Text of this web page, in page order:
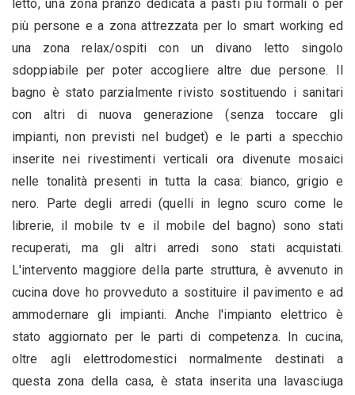
letto, una zona pranzo dedicata a pasti più formali o per
più persone e a zona attrezzata per lo smart working ed
una zona relax/ospiti con un divano letto singolo
sdoppiabile per poter accogliere altre due persone. Il
bagno è stato parzialmente rivisto sostituendo i sanitari
con altri di nuova generazione (senza toccare gli
impianti, non previsti nel budget) e le parti a specchio
inserite nei rivestimenti verticali ora divenute mosaici
nelle tonalità presenti in tutta la casa: bianco, grigio e
nero. Parte degli arredi (quelli in legno scuro come le
librerie, il mobile tv e il mobile del bagno) sono stati
recuperati, ma gli altri arredi sono stati acquistati.
L'intervento maggiore della parte struttura, è avvenuto in
cucina dove ho provveduto a sostituire il pavimento e ad
ammodernare gli impianti. Anche l'impianto elettrico è
stato aggiornato per le parti di competenza. In cucina,
oltre agli elettrodomestici normalmente destinati a
questa zona della casa, è stata inserita una lavasciuga